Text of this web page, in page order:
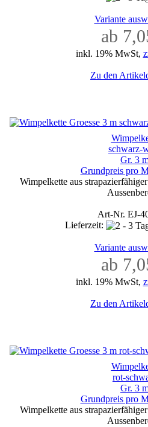
Variante
ab
inkl. 19% MwSt,
Zu den
schwarz-
Gr. 3
Grundpreis pro
Wimpelkette aus
Art-Nr. EJ-
Lieferzeit:
Variante
ab
inkl. 19% MwSt,
Zu den
rot-
Gr. 3
Grundpreis pro
Wimpelkette aus